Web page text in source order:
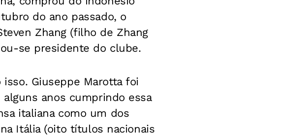
do ano passado, o
Zhang (filho de Zhang
se presidente do clube.
Giuseppe Marotta foi
anos cumprindo essa
italiana como um dos
Itália (oito títulos nacionais